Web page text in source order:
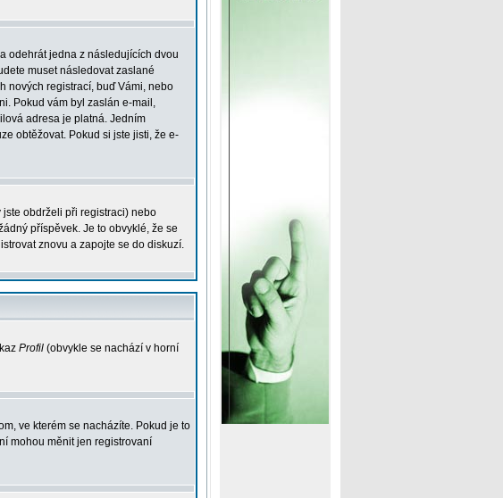
odehrát jedna z následujících dvou
muset následovat zaslané
nových registrací, buď Vámi, nebo
Pokud vám byl zaslán e-mail,
adresa je platná. Jedním
obtěžovat. Pokud si jste jisti, že e-
obdrželi při registraci) nebo
příspěvek. Je to obvyklé, že se
znovu a zapojte se do diskuzí.
Profil (obvykle se nachází v horní
ve kterém se nacházíte. Pokud je to
mohou měnit jen registrovaní